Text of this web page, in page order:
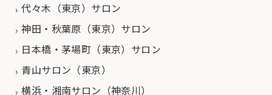
代々木（東京）サロン
神田・秋葉原（東京）サロン
日本橋・茅場町（東京）サロン
青山サロン（東京）
横浜・湘南サロン（神奈川）